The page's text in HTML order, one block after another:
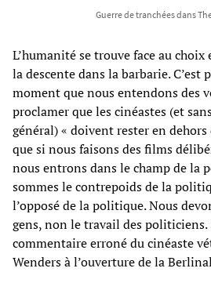
Guerre de tranchées dans
L’humanité se trouve face au
la descente dans la barbarie. C’est
moment que nous entendons des
proclamer que les cinéastes (et
général) « doivent rester en
que si nous faisons des films
nous entrons dans le champ de la
sommes le contrepoids de la
l’opposé de la politique. Nous
gens, non le travail des politiciens.
commentaire erroné du cinéaste
Wenders à l’ouverture de la